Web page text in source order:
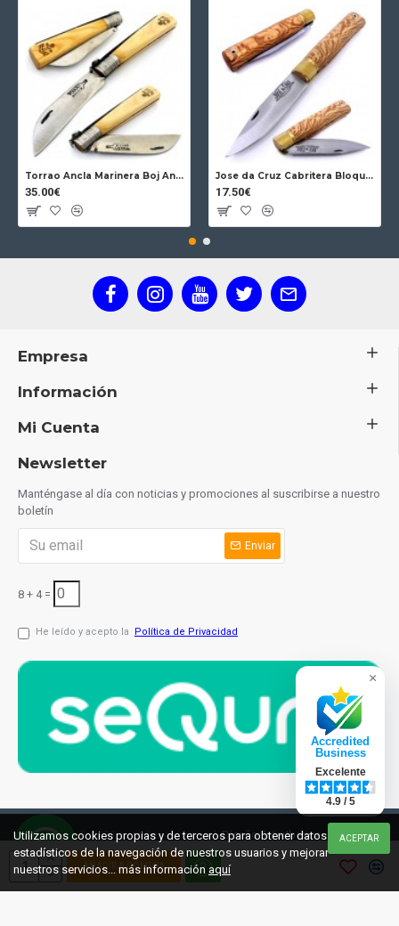
AÑADIR A COMPRA
Torrao Ancla Marinera Boj Ancla Bloqueo
35.00€
Jose da Cruz Cabritera Bloqueo Encina Carbono
17.50€
Empresa
Información
Mi Cuenta
Newsletter
Manténgase al día con noticias y promociones al suscribirse a nuestro
boletín
Enviar
8 + 4 =
He leído y acepto la Política de Privacidad
© 2021 cuchilleriaonline.mlDiseño: InterIberica ACEPTAR
Utilizamos cookies propias y de terceros para obtener datos
estadísticos de la navegación de nuestros usuarios y mejorar
nuestros servicios... más información aquí
×
Accredited
Business
Excelente
4.9 / 5